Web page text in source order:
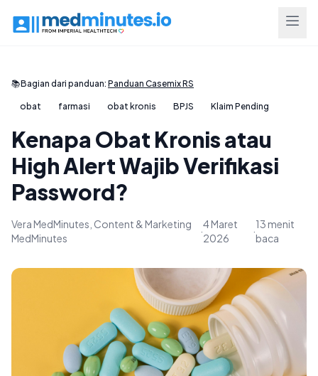
📚Bagian dari panduan: Panduan Casemix RS
obat farmasi obat kronis BPJS Klaim Pending
Kenapa Obat Kronis atau
High Alert Wajib Verifikasi
Password?
Vera MedMinutes, Content & Marketing
MedMinutes
·
4 Maret
2026
·
13 menit
baca